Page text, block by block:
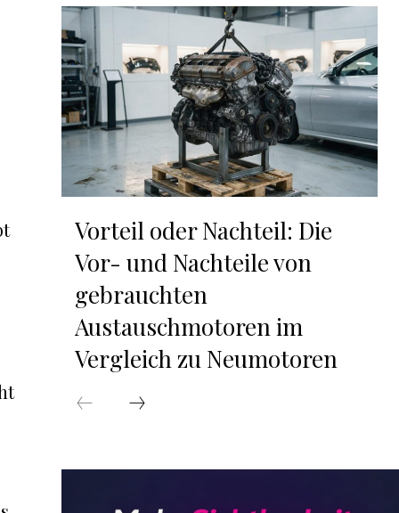
Vorteil oder Nachteil: Die
Vor- und Nachteile von
gebrauchten
Austauschmotoren im
Vergleich zu Neumotoren